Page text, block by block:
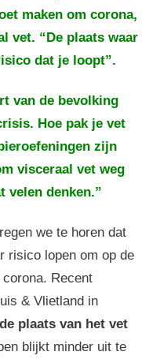
maken om corona,
vet. “De plaats waar
dat je loopt”.
van de bevolking
Hoe pak je vet
zijn
visceraal vet weg
velen denken.”
we te horen dat
risico lopen om op de
Recent
& Vlietland in
plaats van het vet
blijkt minder uit te